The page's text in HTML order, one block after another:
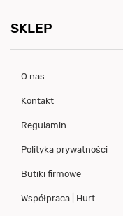
SKLEP
O nas
Kontakt
Regulamin
Polityka prywatności
Butiki firmowe
Współpraca | Hurt